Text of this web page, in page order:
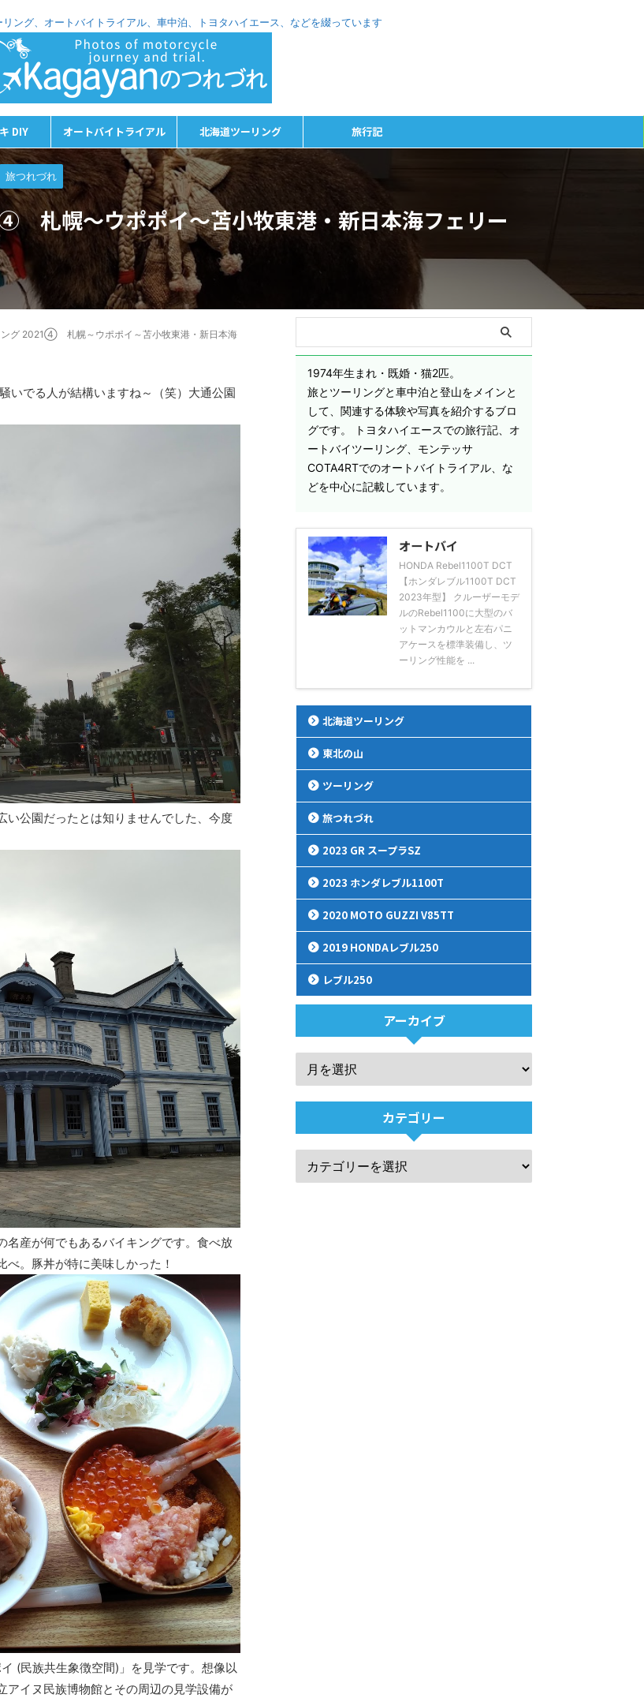
ング、オートバイトライアル、車中泊、トヨタハイエース、などを綴っています
DIY オートバイトライアル 北海道ツーリング 旅行記
旅つれづれ
札幌～ウポポイ～苫小牧東港・新日本海フェリー
ング 2021④ 札幌～ウポポイ～苫小牧東港・新日本海
いでる人が結構いますね～（笑）大通公園
い公園だったとは知りませんでした、今度
名産が何でもあるバイキングです。食べ放
。豚丼が特に美味しかった！
(民族共生象徴空間)」を見学です。想像以
アイヌ民族博物館とその周辺の見学設備が
1974年生まれ・既婚・猫2匹。
旅とツーリングと車中泊と登山をメインと
して、関連する体験や写真を紹介するブロ
グです。 トヨタハイエースでの旅行記、オ
ートバイツーリング、モンテッサ
COTA4RTでのオートバイトライアル、な
どを中心に記載しています。
オートバイ
HONDA Rebel1100T DCT
【ホンダレブル1100T DCT
2023年型】 クルーザーモデ
ルのRebel1100に大型のバ
ットマンカウルと左右パニ
アケースを標準装備し、ツ
ーリング性能を ...
北海道ツーリング
東北の山
ツーリング
旅つれづれ
2023 GR スープラSZ
2023 ホンダレブル1100T
2020 MOTO GUZZI V85TT
2019 HONDAレブル250
レブル250
アーカイブ
カテゴリー